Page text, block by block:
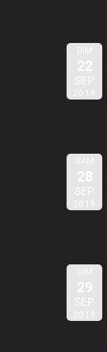
DIM
22
SEP
2019
SAM
28
SEP
2019
DIM
29
SEP
2019